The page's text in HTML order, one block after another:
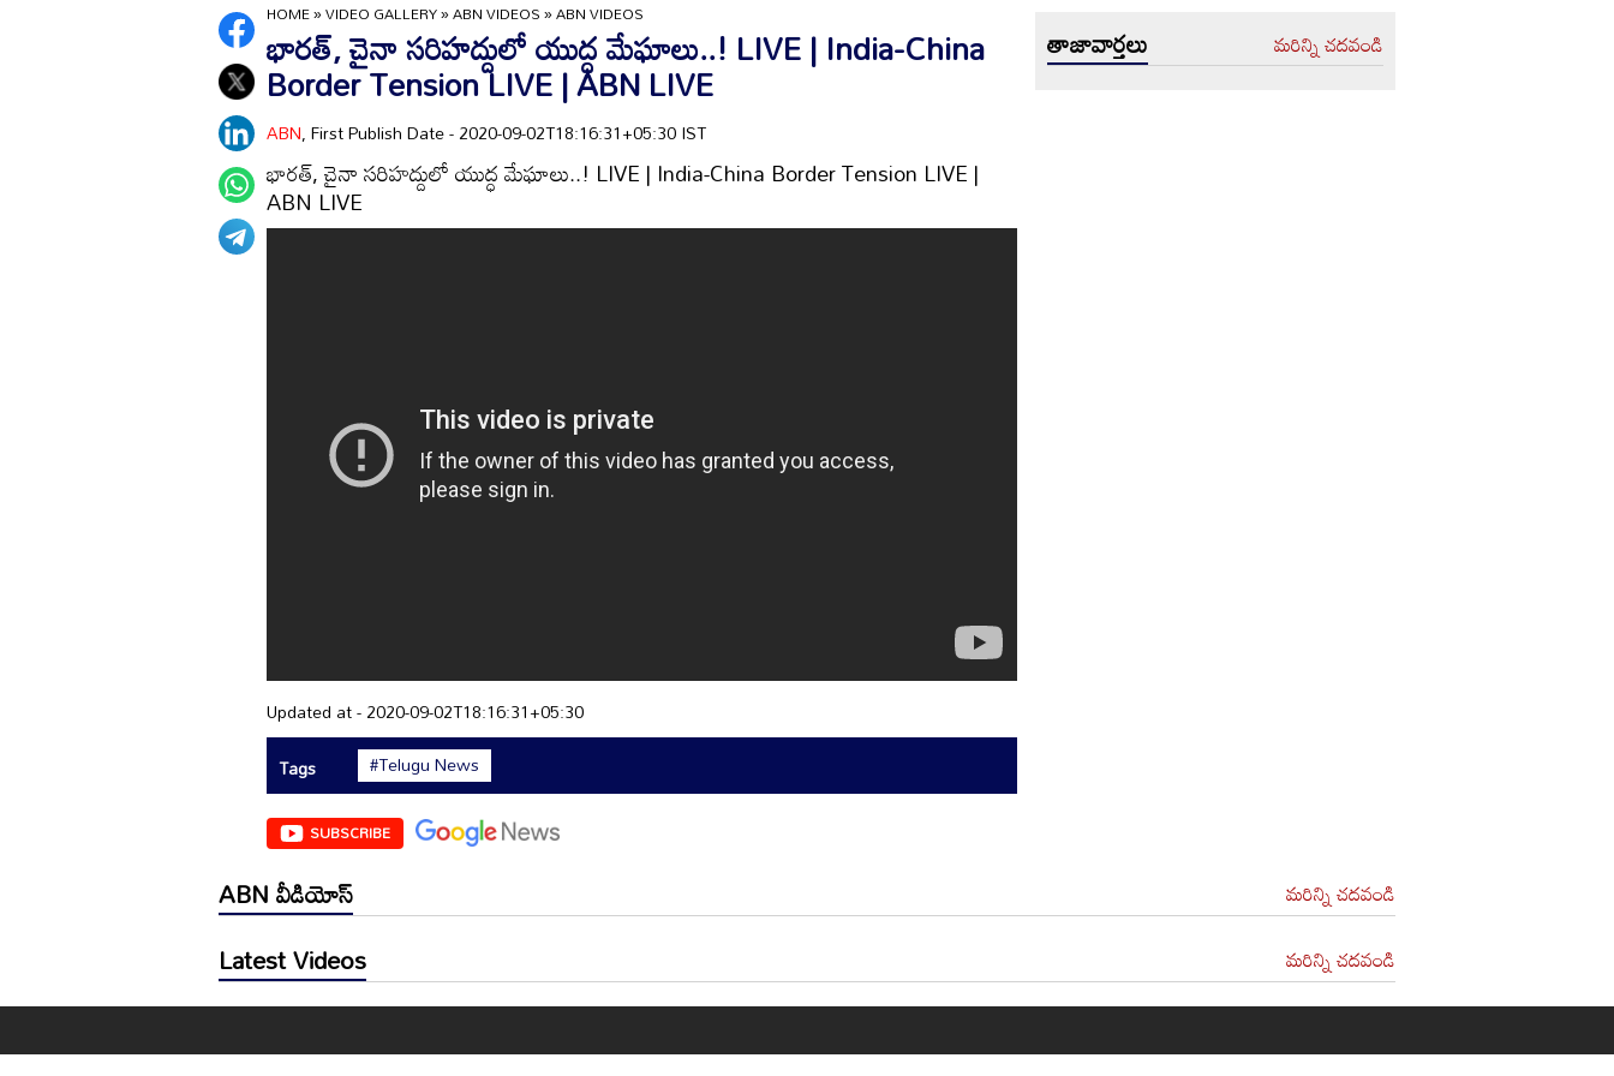
HOME»VIDEO GALLERY»ABN VIDEOS»ABN VIDEOS
భారత్‌, చైనా సరిహద్దులో యుద్ధ మేఘాలు..! LIVE | India-China
Border Tension LIVE | ABN LIVE
ABN, First Publish Date - 2020-09-02T18:16:31+05:30 IST
భారత్‌, చైనా సరిహద్దులో యుద్ధ మేఘాలు..! LIVE | India-China Border Tension LIVE |
ABN LIVE
Updated at - 2020-09-02T18:16:31+05:30
Tags
#Telugu News
SUBSCRIBE
తాజావార్తలు మరిన్ని చదవండి
ABN వీడియోస్ మరిన్ని చదవండి
Latest Videos మరిన్ని చదవండి